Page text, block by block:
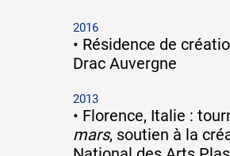
2016
• Résidence de
Drac Auvergne
2013
• Florence, Italie :
mars, soutien à la